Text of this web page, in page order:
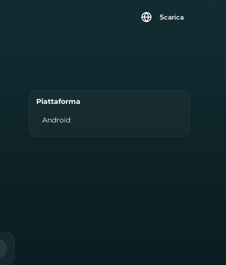
Scarica
Piattaforma
Android